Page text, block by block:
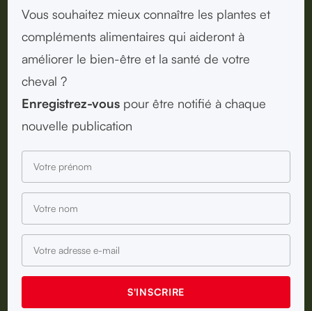
Vous souhaitez mieux connaître les plantes et
compléments alimentaires qui aideront à
améliorer le bien-être et la santé de votre
cheval ?
Enregistrez-vous pour être notifié à chaque
nouvelle publication